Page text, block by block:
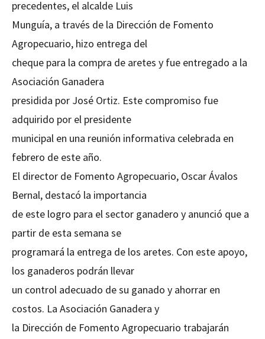
precedentes, el alcalde Luis
Munguía, a través de la Dirección de Fomento
Agropecuario, hizo entrega del
cheque para la compra de aretes y fue entregado a la
Asociación Ganadera
presidida por José Ortiz. Este compromiso fue
adquirido por el presidente
municipal en una reunión informativa celebrada en
febrero de este año.
El director de Fomento Agropecuario, Oscar Ávalos
Bernal, destacó la importancia
de este logro para el sector ganadero y anunció que a
partir de esta semana se
programará la entrega de los aretes. Con este apoyo,
los ganaderos podrán llevar
un control adecuado de su ganado y ahorrar en
costos. La Asociación Ganadera y
la Dirección de Fomento Agropecuario trabajarán